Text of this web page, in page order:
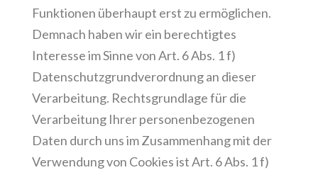
Funktionen überhaupt erst zu ermöglichen.
Demnach haben wir ein berechtigtes
Interesse im Sinne von Art. 6 Abs. 1 f)
Datenschutzgrundverordnung an dieser
Verarbeitung. Rechtsgrundlage für die
Verarbeitung Ihrer personenbezogenen
Daten durch uns im Zusammenhang mit der
Verwendung von Cookies ist Art. 6 Abs. 1 f)